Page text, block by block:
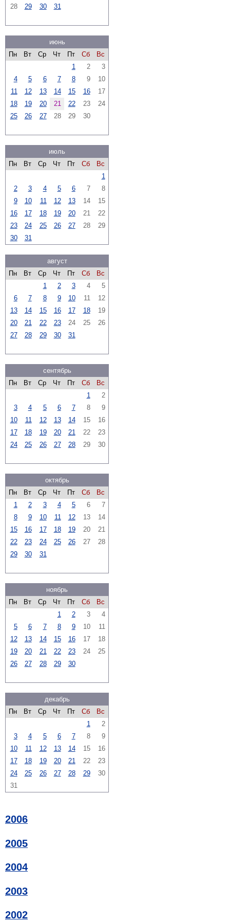
28
29 30 31
июнь
Пн
Вт Ср Чт Пт Сб
Вс
1
2
3
4
5 6 7 8 9
10
11
12 13 14 15 16
17
18
19 20 21 22 23
24
25
26 27 28 29 30
июль
Пн
Вт Ср Чт Пт Сб
Вс
1
2
3 4 5 6 7
8
9
10 11 12 13 14
15
16
17 18 19 20 21
22
23
24 25 26 27 28
29
30
31
август
Пн
Вт Ср Чт Пт Сб
Вс
1
2 3 4
5
6
7 8 9 10 11
12
13
14 15 16 17 18
19
20
21 22 23 24 25
26
27
28 29 30 31
сентябрь
Пн
Вт Ср Чт Пт Сб
Вс
1
2
3
4 5 6 7 8
9
10
11 12 13 14 15
16
17
18 19 20 21 22
23
24
25 26 27 28 29 30
октябрь
Пн
Вт Ср Чт Пт Сб
Вс
1
2 3 4 5 6
7
8
9 10 11 12 13
14
15
16 17 18 19 20
21
22
23 24 25 26 27
28
29
30 31
ноябрь
Пн
Вт Ср Чт Пт Сб
Вс
1
2 3
4
5
6 7 8 9 10
11
12
13 14 15 16 17
18
19
20 21 22 23 24
25
26
27 28 29 30
декабрь
Пн
Вт Ср Чт Пт Сб
Вс
1
2
3
4 5 6 7 8
9
10
11 12 13 14 15
16
17
18 19 20 21 22
23
24
25 26 27 28 29
30
31
2006
2005
2004
2003
2002